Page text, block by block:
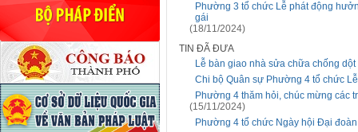
Phường 3 tổ chức Lễ phát động
gái
(18/11/2024)
TIN ĐÃ ĐƯA
Lễ bàn giao nhà sửa chữa chống
Chi bộ Quân sự Phường 4 tổ chức
Phường 4 thăm hỏi, chúc mừng các
(15/11/2024)
Phường 4 tổ chức Ngày hội Đại